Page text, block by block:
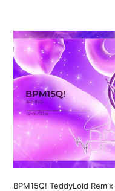
BPM15Q! TeddyLoid Remix